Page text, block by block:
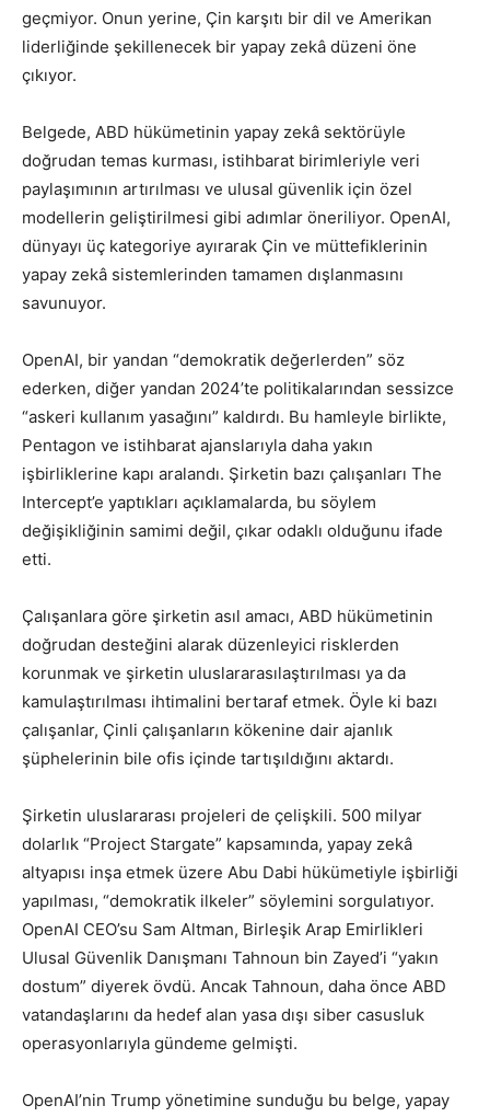
geçmiyor. Onun yerine, Çin karşıtı bir dil ve Amerikan
liderliğinde şekillenecek bir yapay zekâ düzeni öne
çıkıyor.
Belgede, ABD hükümetinin yapay zekâ sektörüyle
doğrudan temas kurması, istihbarat birimleriyle veri
paylaşımının artırılması ve ulusal güvenlik için özel
modellerin geliştirilmesi gibi adımlar öneriliyor. OpenAI,
dünyayı üç kategoriye ayırarak Çin ve müttefiklerinin
yapay zekâ sistemlerinden tamamen dışlanmasını
savunuyor.
OpenAI, bir yandan “demokratik değerlerden” söz
ederken, diğer yandan 2024’te politikalarından sessizce
“askeri kullanım yasağını” kaldırdı. Bu hamleyle birlikte,
Pentagon ve istihbarat ajanslarıyla daha yakın
işbirliklerine kapı aralandı. Şirketin bazı çalışanları The
Intercept’e yaptıkları açıklamalarda, bu söylem
değişikliğinin samimi değil, çıkar odaklı olduğunu ifade
etti.
Çalışanlara göre şirketin asıl amacı, ABD hükümetinin
doğrudan desteğini alarak düzenleyici risklerden
korunmak ve şirketin uluslararasılaştırılması ya da
kamulaştırılması ihtimalini bertaraf etmek. Öyle ki bazı
çalışanlar, Çinli çalışanların kökenine dair ajanlık
şüphelerinin bile ofis içinde tartışıldığını aktardı.
Şirketin uluslararası projeleri de çelişkili. 500 milyar
dolarlık “Project Stargate” kapsamında, yapay zekâ
altyapısı inşa etmek üzere Abu Dabi hükümetiyle işbirliği
yapılması, “demokratik ilkeler” söylemini sorgulatıyor.
OpenAI CEO’su Sam Altman, Birleşik Arap Emirlikleri
Ulusal Güvenlik Danışmanı Tahnoun bin Zayed’i “yakın
dostum” diyerek övdü. Ancak Tahnoun, daha önce ABD
vatandaşlarını da hedef alan yasa dışı siber casusluk
operasyonlarıyla gündeme gelmişti.
OpenAI’nin Trump yönetimine sunduğu bu belge, yapay